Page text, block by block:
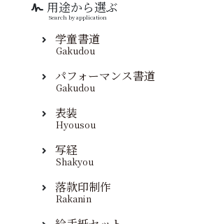
用途から選ぶ
Search by application
学童書道
Gakudou
パフォーマンス書道
Gakudou
表装
Hyousou
写経
Shakyou
落款印制作
Rakanin